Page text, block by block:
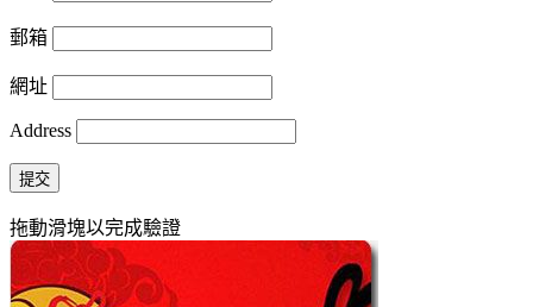
郵箱
網址
Address
提交
拖動滑塊以完成驗證